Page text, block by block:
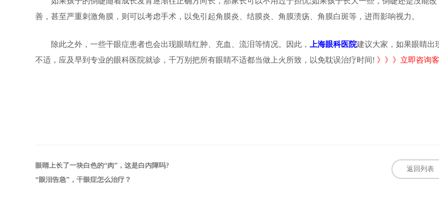
善，甚至严重刺激角膜，则可以考虑手术，以免引起角膜炎、结膜炎、角膜溃疡、角膜白斑等，进而影响视力。
除此之外，一些干眼症患者也会出现眼睛红肿、充血、流泪等情况。因此， 上海眼科医院建议大家，如果眼睛出
不适，应及早到专业的眼科医院就诊，千万别把所有眼睛不适都当做上火所致，以免耽误治疗时间! 》》》立即咨询
眼睛上长了一块白色的“肉”，这是白内障吗?
“眼泪告急”，干眼症怎么治疗？
返回列表